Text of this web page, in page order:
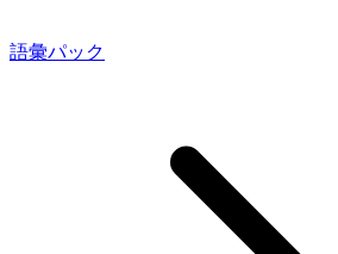
語彙パック